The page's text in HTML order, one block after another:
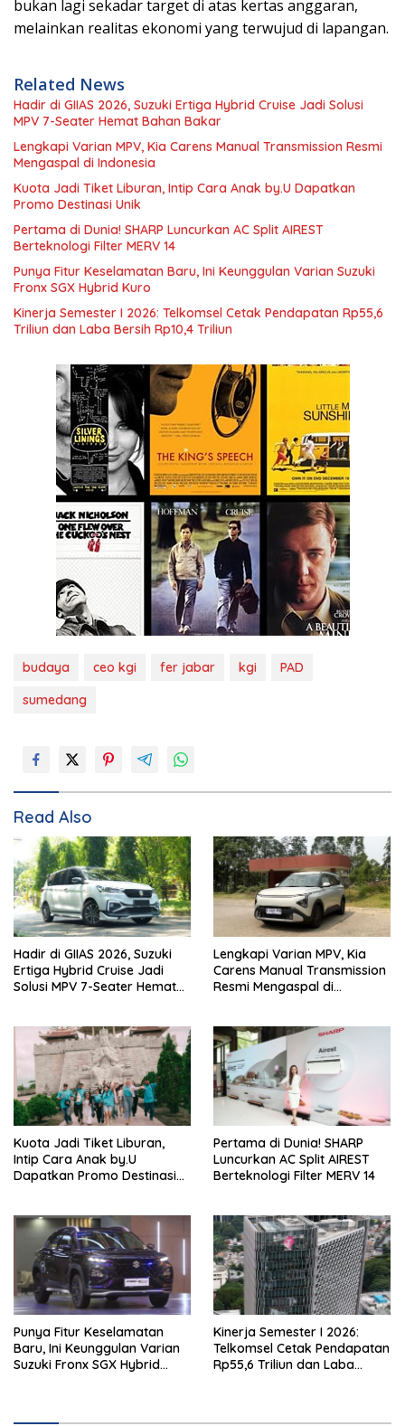
bukan lagi sekadar target di atas kertas anggaran,
melainkan realitas ekonomi yang terwujud di lapangan.
Related News
Hadir di GIIAS 2026, Suzuki Ertiga Hybrid Cruise Jadi Solusi
MPV 7-Seater Hemat Bahan Bakar
Lengkapi Varian MPV, Kia Carens Manual Transmission Resmi
Mengaspal di Indonesia
Kuota Jadi Tiket Liburan, Intip Cara Anak by.U Dapatkan
Promo Destinasi Unik
Pertama di Dunia! SHARP Luncurkan AC Split AIREST
Berteknologi Filter MERV 14
Punya Fitur Keselamatan Baru, Ini Keunggulan Varian Suzuki
Fronx SGX Hybrid Kuro
Kinerja Semester I 2026: Telkomsel Cetak Pendapatan Rp55,6
Triliun dan Laba Bersih Rp10,4 Triliun
budaya ceo kgi fer jabar kgi
PAD
sumedang
Read Also
Hadir di GIIAS 2026, Suzuki
Ertiga Hybrid Cruise Jadi
Solusi MPV 7-Seater Hemat
Lengkapi Varian MPV, Kia
Carens Manual Transmission
Resmi Mengaspal di
Kuota Jadi Tiket Liburan,
Intip Cara Anak by.U
Dapatkan Promo Destinasi
Pertama di Dunia! SHARP
Luncurkan AC Split AIREST
Berteknologi Filter MERV 14
Punya Fitur Keselamatan
Baru, Ini Keunggulan Varian
Suzuki Fronx SGX Hybrid
Kinerja Semester I 2026:
Telkomsel Cetak Pendapatan
Rp55,6 Triliun dan Laba